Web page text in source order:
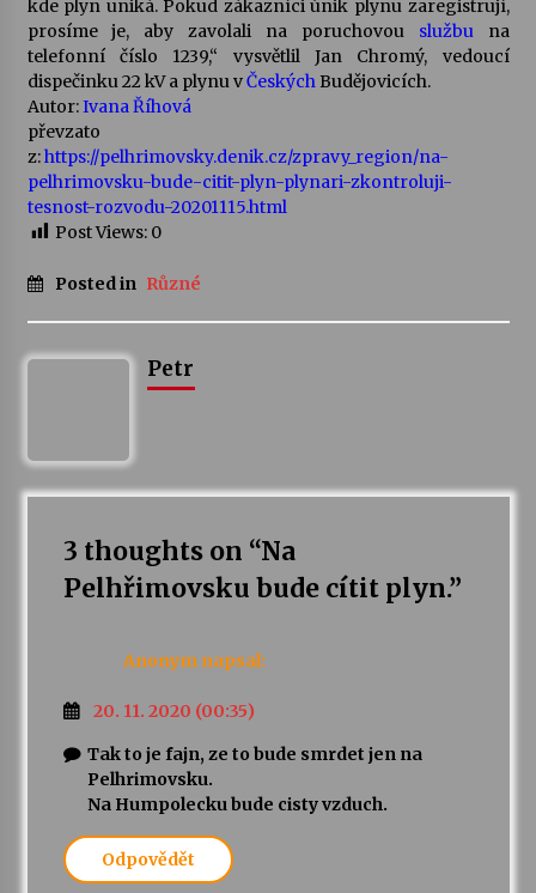
Letní koncerty ve Stromovce: Rufus Miller
22. 7. 2026
14. 7. 2026
Želiv
3. 7. 2026
30. 6. 2026
kde plyn uniká. Pokud zákazníci únik plynu zaregistrují,
prosíme je, aby zavolali na poruchovou službuna
telefonní číslo 1239,“ vysvětlil Jan Chromý, vedoucí
dispečinku 22 kV a plynu vČeskýchBudějovicích.
Autor:Ivana Říhová
převzato
z:https://pelhrimovsky.denik.cz/zpravy_region/na-
pelhrimovsku-bude-citit-plyn-plynari-zkontroluji-
tesnost-rozvodu-20201115.html
Post Views: 0
Posted in Různé
Petr
3 thoughts on “Na
Pelhřimovsku bude cítit plyn.”
Anonym napsal:
20. 11. 2020 (00:35)
Tak to je fajn, ze to bude smrdet jen na
Pelhrimovsku.
Na Humpolecku bude cisty vzduch.
Odpovědět